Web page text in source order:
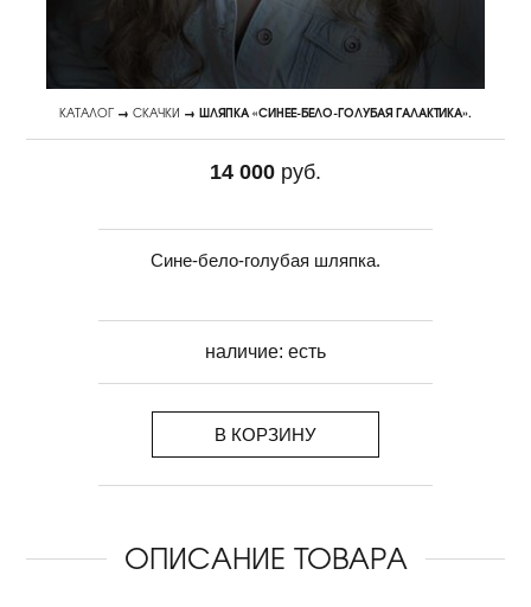
КАТАЛОГ → СКАЧКИ → ШЛЯПКА «СИНЕЕ-БЕЛО-ГОЛУБАЯ ГАЛАКТИКА».
Сине-бело-голубая шляпка.
наличие: есть
14 000руб.
В КОРЗИНУ
ОПИСАНИЕ ТОВАРА